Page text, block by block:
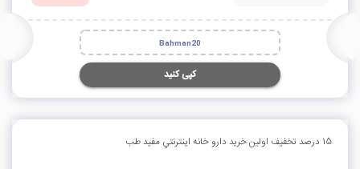
Bahman20
کپی کنید
15 درصد تخفيف اولین خرید دارو خانه اينترنتي مفيد طب